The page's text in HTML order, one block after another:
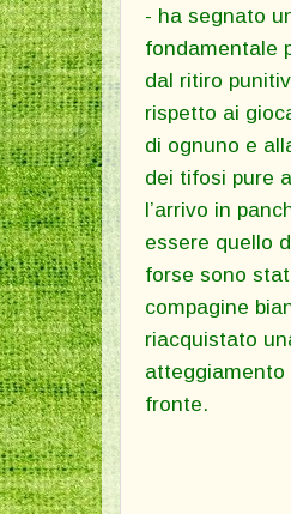
- ha segnato
fondamentale
dal ritiro
rispetto ai
di ognuno e
dei tifosi pure
l’arrivo in
essere quello
forse sono
compagine
riacquistato
fronte.